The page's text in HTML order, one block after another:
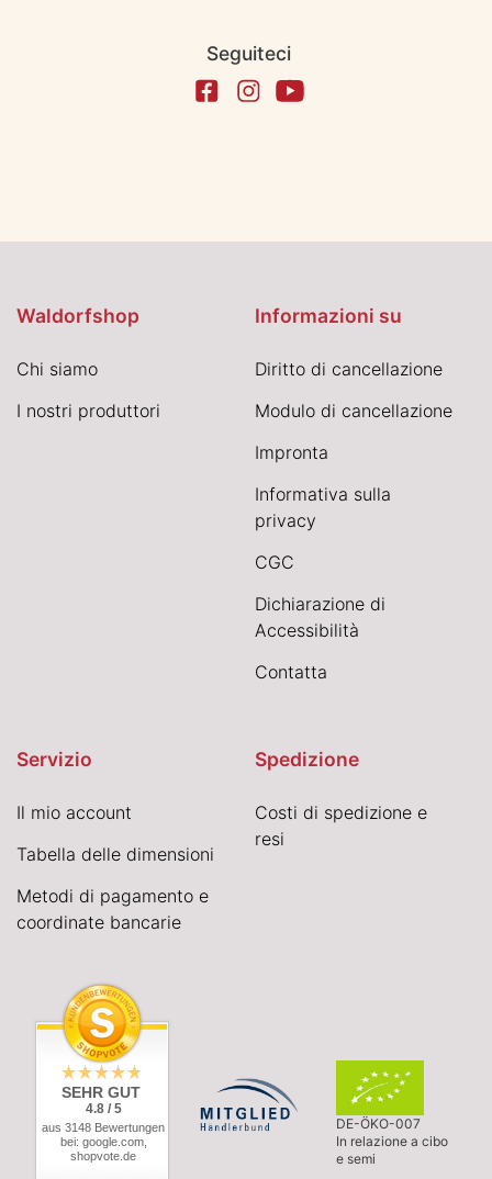
Seguiteci
Waldorfshop
Chi siamo
I nostri produttori
Informazioni su
Diritto di cancellazione
Modulo di cancellazione
Impronta
Informativa sulla
privacy
CGC
Dichiarazione di
Accessibilità
Contatta
Servizio
Il mio account
Tabella delle dimensioni
Metodi di pagamento e
coordinate bancarie
Spedizione
Costi di spedizione e
resi
SEHR GUT
4.8 / 5
aus 3148 Bewertungen
bei: google.com,
shopvote.de
DE-ÖKO-007
In relazione a cibo
e semi